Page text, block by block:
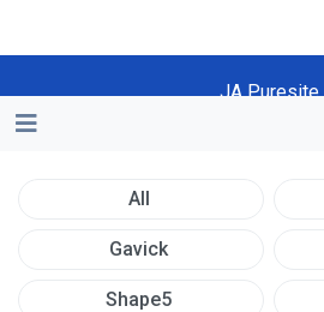
JA Puresite
All
Gavick
Shape5